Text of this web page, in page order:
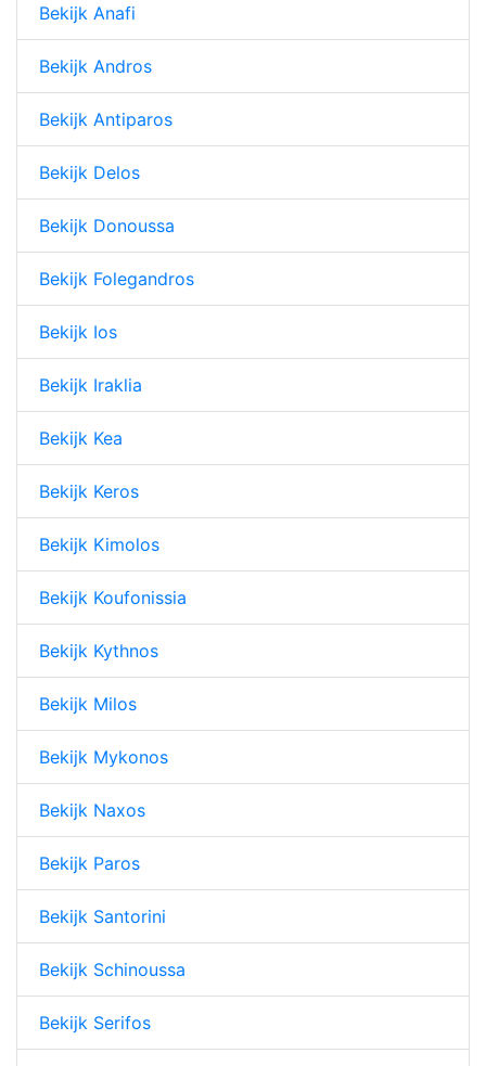
Bekijk Anafi
Bekijk Andros
Bekijk Antiparos
Bekijk Delos
Bekijk Donoussa
Bekijk Folegandros
Bekijk Ios
Bekijk Iraklia
Bekijk Kea
Bekijk Keros
Bekijk Kimolos
Bekijk Koufonissia
Bekijk Kythnos
Bekijk Milos
Bekijk Mykonos
Bekijk Naxos
Bekijk Paros
Bekijk Santorini
Bekijk Schinoussa
Bekijk Serifos